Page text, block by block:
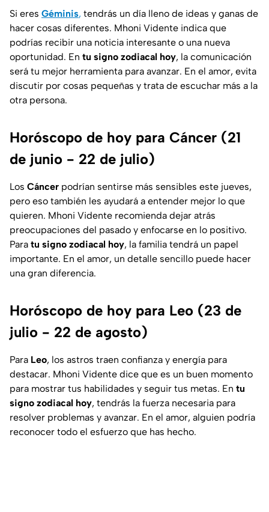
Si eres Géminis, tendrás un día lleno de ideas y ganas de
hacer cosas diferentes. Mhoni Vidente indica que
podrías recibir una noticia interesante o una nueva
oportunidad. En tu signo zodiacal hoy, la comunicación
será tu mejor herramienta para avanzar. En el amor, evita
discutir por cosas pequeñas y trata de escuchar más a la
otra persona.
Horóscopo de hoy para Cáncer (21
de junio - 22 de julio)
Los Cáncer podrían sentirse más sensibles este jueves,
pero eso también les ayudará a entender mejor lo que
quieren. Mhoni Vidente recomienda dejar atrás
preocupaciones del pasado y enfocarse en lo positivo.
Para tu signo zodiacal hoy, la familia tendrá un papel
importante. En el amor, un detalle sencillo puede hacer
una gran diferencia.
Horóscopo de hoy para Leo (23 de
julio - 22 de agosto)
Para Leo, los astros traen confianza y energía para
destacar. Mhoni Vidente dice que es un buen momento
para mostrar tus habilidades y seguir tus metas. En tu
signo zodiacal hoy, tendrás la fuerza necesaria para
resolver problemas y avanzar. En el amor, alguien podría
reconocer todo el esfuerzo que has hecho.